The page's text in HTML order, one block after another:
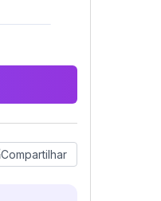
Compartilhar